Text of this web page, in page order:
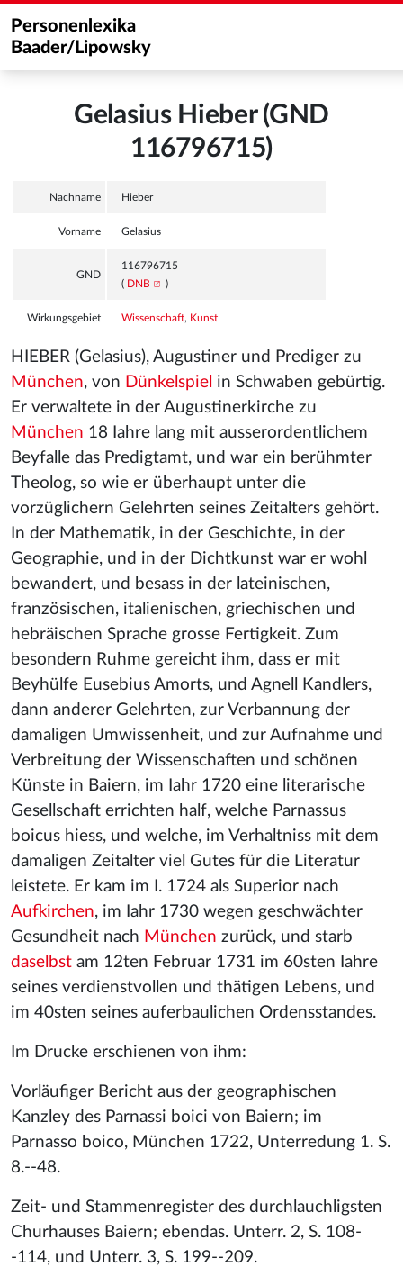
Personenlexika
Baader/Lipowsky
Gelasius Hieber (GND
116796715)
Nachname Hieber
Vorname Gelasius
GND
116796715
( DNB )
Wirkungsgebiet Wissenschaft, Kunst
HIEBER (Gelasius), Augustiner und Prediger zu
München, von Dünkelspiel in Schwaben gebürtig.
Er verwaltete in der Augustinerkirche zu
München 18 Iahre lang mit ausserordentlichem
Beyfalle das Predigtamt, und war ein berühmter
Theolog, so wie er überhaupt unter die
vorzüglichern Gelehrten seines Zeitalters gehört.
In der Mathematik, in der Geschichte, in der
Geographie, und in der Dichtkunst war er wohl
bewandert, und besass in der lateinischen,
französischen, italienischen, griechischen und
hebräischen Sprache grosse Fertigkeit. Zum
besondern Ruhme gereicht ihm, dass er mit
Beyhülfe Eusebius Amorts, und Agnell Kandlers,
dann anderer Gelehrten, zur Verbannung der
damaligen Umwissenheit, und zur Aufnahme und
Verbreitung der Wissenschaften und schönen
Künste in Baiern, im Iahr 1720 eine literarische
Gesellschaft errichten half, welche Parnassus
boicus hiess, und welche, im Verhaltniss mit dem
damaligen Zeitalter viel Gutes für die Literatur
leistete. Er kam im I. 1724 als Superior nach
Aufkirchen, im Iahr 1730 wegen geschwächter
Gesundheit nach München zurück, und starb
daselbst am 12ten Februar 1731 im 60sten Iahre
seines verdienstvollen und thätigen Lebens, und
im 40sten seines auferbaulichen Ordensstandes.
Im Drucke erschienen von ihm:
Vorläufiger Bericht aus der geographischen
Kanzley des Parnassi boici von Baiern; im
Parnasso boico, München 1722, Unterredung 1. S.
8.--48.
Zeit- und Stammenregister des durchlauchligsten
Churhauses Baiern; ebendas. Unterr. 2, S. 108-
-114, und Unterr. 3, S. 199--209.